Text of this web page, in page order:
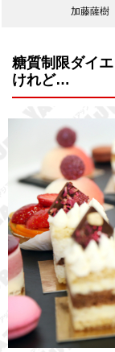
加藤薩樹
糖質制限ダイ
けれど…